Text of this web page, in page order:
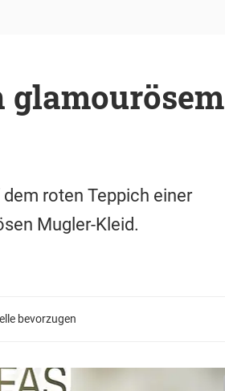
roten Teppich einer
Mugler-Kleid.
bevorzugen